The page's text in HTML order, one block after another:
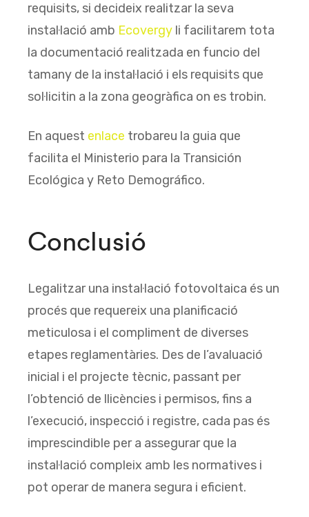
requisits, si decideix realitzar la seva
instal·lació amb Ecovergy li facilitarem tota
la documentació realitzada en funcio del
tamany de la instal·lació i els requisits que
sol·licitin a la zona geogràfica on es trobin.
En aquest enlace trobareu la guia que
facilita el Ministerio para la Transición
Ecológica y Reto Demográfico.
Conclusió
Legalitzar una instal·lació fotovoltaica és un
procés que requereix una planificació
meticulosa i el compliment de diverses
etapes reglamentàries. Des de l’avaluació
inicial i el projecte tècnic, passant per
l’obtenció de llicències i permisos, fins a
l’execució, inspecció i registre, cada pas és
imprescindible per a assegurar que la
instal·lació compleix amb les normatives i
pot operar de manera segura i eficient.